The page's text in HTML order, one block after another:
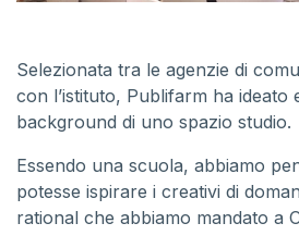
Selezionata tra le agenzie di
con l’istituto, Publifarm ha ideato
background di uno spazio studio.
Essendo una scuola, abbiamo
potesse ispirare i creativi di
rational che abbiamo mandato a